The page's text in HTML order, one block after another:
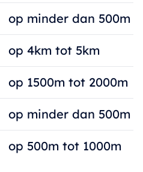
op minder dan 500m
op 4km tot 5km
op 1500m tot 2000m
op minder dan 500m
op 500m tot 1000m